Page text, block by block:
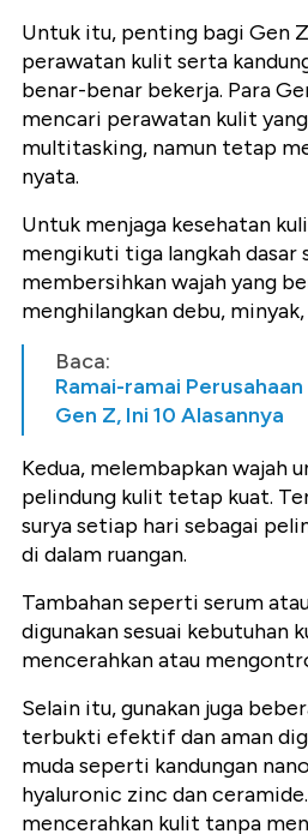
Untuk itu, penting bagi Gen
perawatan kulit serta
benar-benar bekerja. Para
mencari perawatan kulit
multitasking, namun tetap
nyata.
Untuk menjaga kesehatan
mengikuti tiga langkah
membersihkan wajah yang
menghilangkan debu,
Baca:
Ramai-ramai
Gen Z, Ini 10 Alasannya
Kedua, melembapkan wajah
pelindung kulit tetap kuat.
surya setiap hari sebagai
di dalam ruangan.
Tambahan seperti serum
digunakan sesuai kebutuhan
mencerahkan atau
Selain itu, gunakan juga
terbukti efektif dan aman
muda seperti kandungan
hyaluronic zinc dan
mencerahkan kulit tanpa